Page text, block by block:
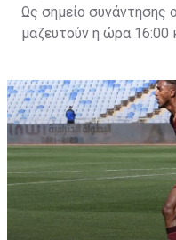
Ως σημείο συνάντησης
μαζευτούν η ώρα 16:00
της ομάδας.